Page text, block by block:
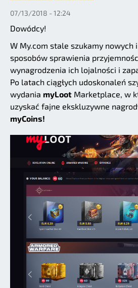
07/13/2018 - 12:24
Dowódcy!
W My.com stale szukamy nowych
sposobów sprawienia
wynagrodzenia ich lojalności i
Po latach ciągłych udoskonaleń
wydania myLoot Marketplace, w
uzyskać fajne ekskluzywne
myCoins!